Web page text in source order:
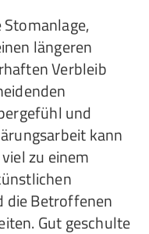
längeren
Verbleib
und
kann
zu einem
die Betroffenen
Gut geschulte